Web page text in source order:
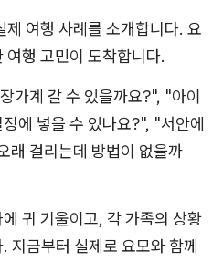
여행 사례를 소개합니다. 요
행 고민이 도착합니다.
가계 갈 수 있을까요?", "아이
에 넣을 수 있나요?", "서안에
래 걸리는데 방법이 없을까
귀 기울이고, 각 가족의 상황
지금부터 실제로 요모와 함께